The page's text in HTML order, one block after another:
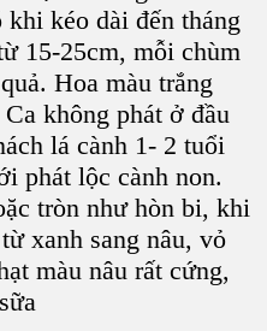
khi kéo dài đến tháng
15-25cm, mỗi chùm
Hoa màu trắng
không phát ở đầu
lá cành 1- 2 tuổi
phát lộc cành non.
tròn như hòn bi, khi
xanh sang nâu, vỏ
màu nâu rất cứng,